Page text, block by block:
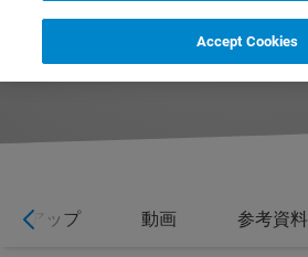
ーアップ 動画 参考資料
Accept Cookies